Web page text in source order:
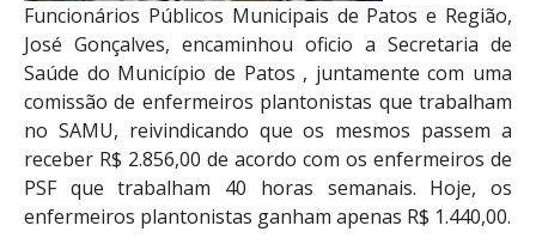
Funcionários Públicos Municipais de Patos e Região,
José Gonçalves, encaminhou oficio a Secretaria de
Saúde do Município de Patos , juntamente com uma
comissão de enfermeiros plantonistas que trabalham
no SAMU, reivindicando que os mesmos passem a
receber R$ 2.856,00 de acordo com os enfermeiros de
PSF que trabalham 40 horas semanais. Hoje, os
enfermeiros plantonistas ganham apenas R$ 1.440,00.